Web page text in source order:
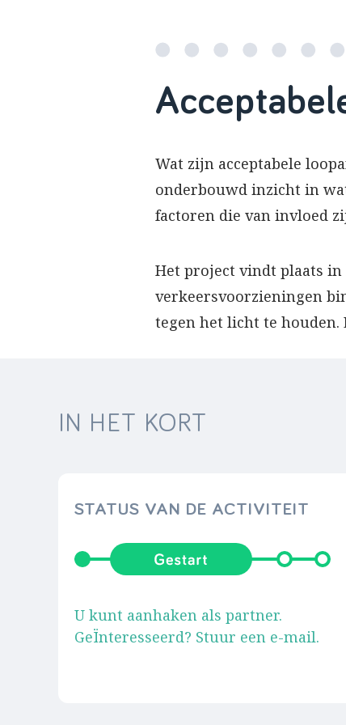
Wat zijn acceptabele
onderbouwd inzicht in
factoren die van invloed
Het project vindt plaats in
verkeersvoorzieningen
tegen het licht te houden.
IN HET KORT
STATUS VAN DE ACTIVITEIT
U kunt aanhaken als partner.
GeÏnteresseerd? Stuur een e-mail.